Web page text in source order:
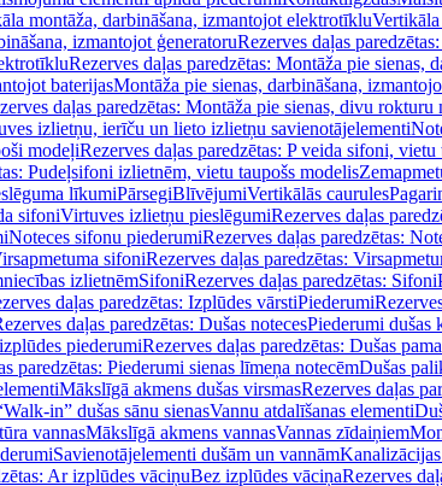
montāža, darbināšana, izmantojot elektrotīklu
izmantojot ģeneratoruRezerves daļas
Rezerves daļas paredzētas: Montāža pie sienas,
baterijasMontāža pie sienas, darbināšana,
daļas paredzētas: Montāža pie sienas, divu rokturu
izlietņu, ierīču un lieto izlietņu savienotājelementi
modeļiRezerves daļas paredzētas: P veida sifoni,
Pudeļsifoni izlietnēm, vietu taupošs modelis
līkumiPārsegiBlīvējumiVertikālās caurules
sifoniVirtuves izlietņu pieslēgumiRezerves daļas
Noteces sifonu piederumiRezerves daļas paredzētas:
sifoniRezerves daļas paredzētas:
izlietnēmSifoniRezerves daļas paredzētas: Sifoni
daļas paredzētas: Izplūdes vārstiPiederumi
daļas paredzētas: Dušas notecesPiederumi dušas
piederumiRezerves daļas paredzētas: Dušas
paredzētas: Piederumi sienas līmeņa notecēmDušas
Mākslīgā akmens dušas virsmasRezerves daļas
in” dušas sānu sienasVannu atdalīšanas elementi
vannasMākslīgā akmens vannasVannas zīdaiņiem
Savienotājelementi dušām un vannām
Ar izplūdes vāciņuBez izplūdes vāciņaRezerves